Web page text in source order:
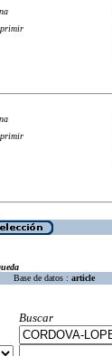
Base de datos : article
Buscar